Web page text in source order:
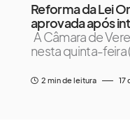
Reforma da Lei
aprovada após
A Câmara de
nesta quinta-feira
2 min de leitura 17